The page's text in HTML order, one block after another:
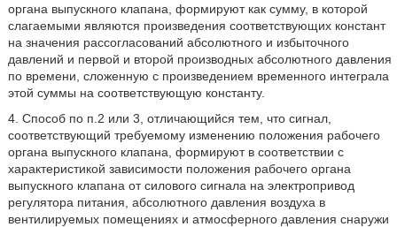
органа выпускного клапана, формируют как сумму, в которой
слагаемыми являются произведения соответствующих констант
на значения рассогласований абсолютного и избыточного
давлений и первой и второй производных абсолютного давления
по времени, сложенную с произведением временного интеграла
этой суммы на соответствующую константу.
4. Способ по п.2 или 3, отличающийся тем, что сигнал,
соответствующий требуемому изменению положения рабочего
органа выпускного клапана, формируют в соответствии с
характеристикой зависимости положения рабочего органа
выпускного клапана от силового сигнала на электропривод
регулятора питания, абсолютного давления воздуха в
вентилируемых помещениях и атмосферного давления снаружи